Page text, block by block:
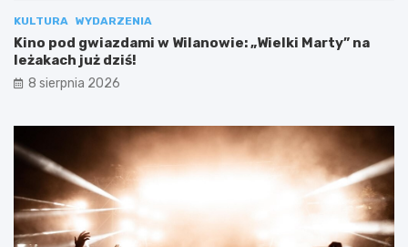
KULTURA WYDARZENIA
Kino pod gwiazdami w Wilanowie: „Wielki Marty” na
leżakach już dziś!
8 sierpnia 2026